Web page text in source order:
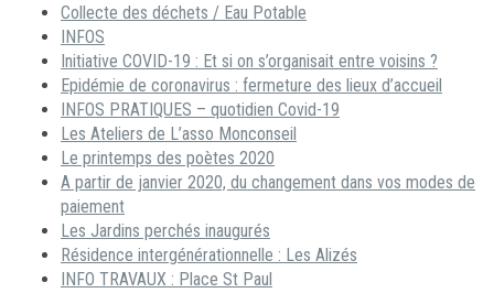
Collecte des déchets / Eau Potable
INFOS
Initiative COVID-19 : Et si on s’organisait entre voisins ?
Epidémie de coronavirus : fermeture des lieux d’accueil
INFOS PRATIQUES – quotidien Covid-19
Les Ateliers de L’asso Monconseil
Le printemps des poètes 2020
A partir de janvier 2020, du changement dans vos modes de
paiement
Les Jardins perchés inaugurés
Résidence intergénérationnelle : Les Alizés
INFO TRAVAUX : Place St Paul